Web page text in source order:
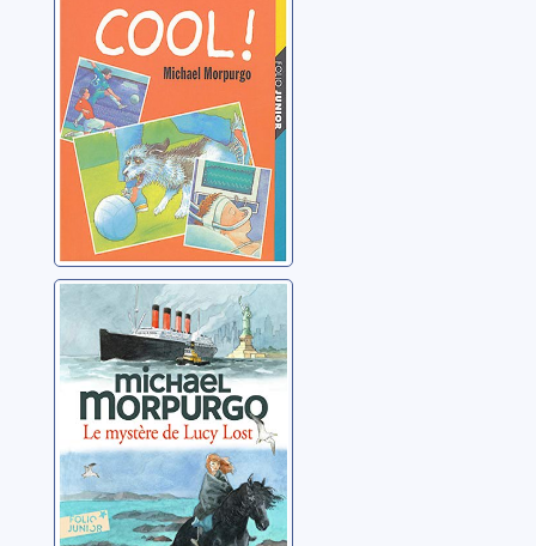
Le mystère de
Lucy Lost
Morpurgo, Michael